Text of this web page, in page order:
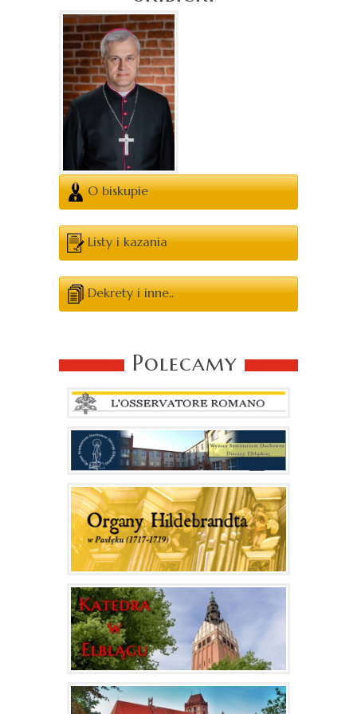
O biskupie
Listy i kazania
Dekrety i inne..
Polecamy